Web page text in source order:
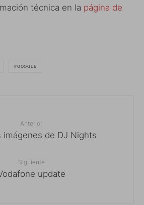
técnica en la página de
GOOGLE
Anterior
imágenes de DJ Nights
Siguiente
update